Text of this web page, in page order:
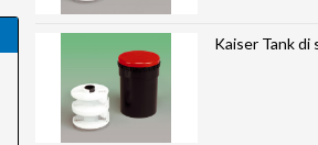
Kaiser Tank di